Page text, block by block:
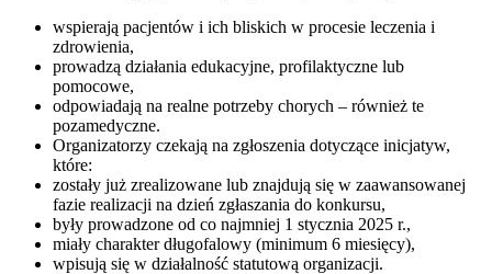
wspierają pacjentów i ich bliskich w procesie leczenia i
zdrowienia,
prowadzą działania edukacyjne, profilaktyczne lub
pomocowe,
odpowiadają na realne potrzeby chorych – również te
pozamedyczne.
Organizatorzy czekają na zgłoszenia dotyczące inicjatyw,
które:
zostały już zrealizowane lub znajdują się w zaawansowanej
fazie realizacji na dzień zgłaszania do konkursu,
były prowadzone od co najmniej 1 stycznia 2025 r.,
miały charakter długofalowy (minimum 6 miesięcy),
wpisują się w działalność statutową organizacji.